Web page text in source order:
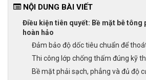
NỘI DUNG BÀI VIẾT
Điều kiện tiên quyết: Bề mặt bê tông
hoàn hảo
Đảm bảo độ dốc tiêu chuẩn để
Thi công lớp chống thấm đúng kỹ
Bề mặt phải sạch, phẳng và đủ độ